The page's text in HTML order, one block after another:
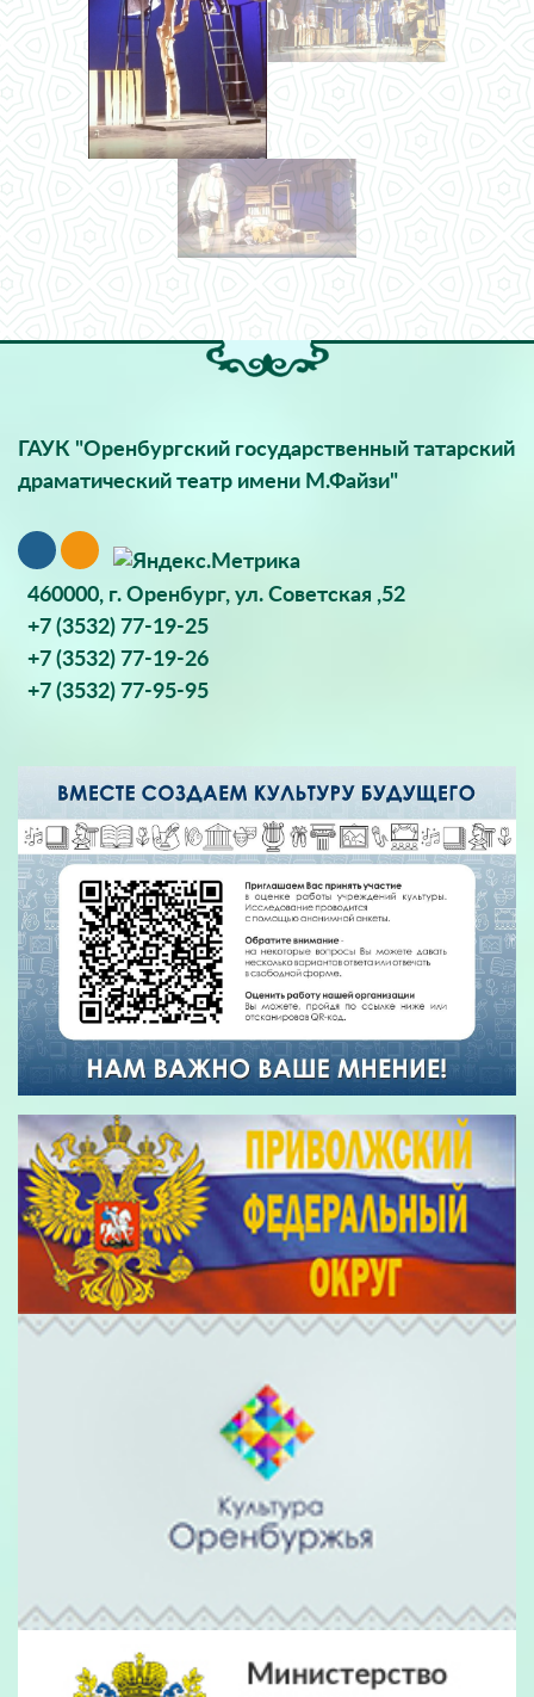
ГАУК "Оренбургский государственный татарский
драматический театр имени М.Файзи"
460000, г. Оренбург, ул. Советская ,52
+7 (3532) 77-19-25
+7 (3532) 77-19-26
+7 (3532) 77-95-95